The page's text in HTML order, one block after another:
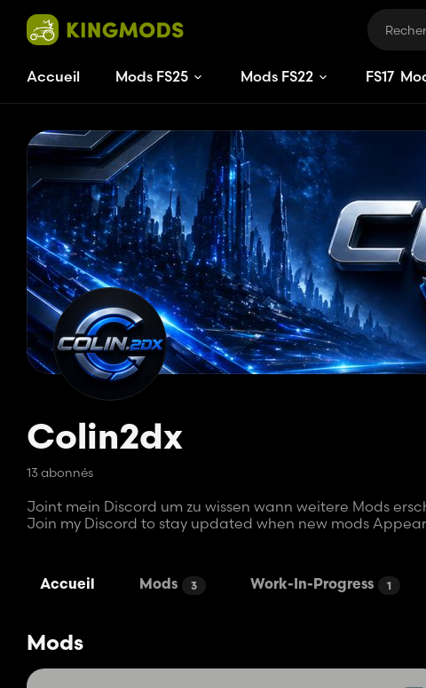
Accueil Mods FS25 Mods FS22 FS17
Colin2dx
13 abonnés
Joint mein Discord um zu wissen wann weitere Mods
Join my Discord to stay updated when new mods
Accueil Mods 3 Work-In-Progress 1
Mods